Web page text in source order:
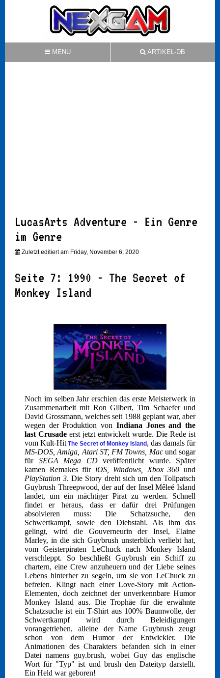
MENU ARTIKEL-DB
LucasArts Adventure - Ein Genre
im Genre
Zuletzt editiert am Friday, November 6, 2020
Seite 7: 1990 - The Secret of
Monkey Island
Noch im selben Jahr erschien das erste Meisterwerk in
Zusammenarbeit mit Ron Gilbert, Tim Schaefer und
David Grossmann, welches seit 1988 geplant war, aber
wegen der Produktion von Indiana Jones and the
last Crusade erst jetzt entwickelt wurde. Die Rede ist
vom Kult-Hit The Secret of Monkey Island , das damals für
MS-DOS, Amiga, Atari ST, FM Towns, Macund sogar
für SEGA Mega CDveröffentlicht wurde. Später
kamen Remakes für iOS, Windows, Xbox 360 und
PlayStation 3. Die Story dreht sich um den Tollpatsch
Guybrush Threepwood, der auf der Insel Mêleé Island
landet, um ein mächtiger Pirat zu werden. Schnell
findet er heraus, dass er dafür drei Prüfungen
absolvieren muss: Die Schatzsuche, den
Schwertkampf, sowie den Diebstahl. Als ihm das
gelingt, wird die Gouverneurin der Insel, Elaine
Marley, in die sich Guybrush unsterblich verliebt hat,
vom Geisterpiraten LeChuck nach Monkey Island
verschleppt. So beschließt Guybrush ein Schiff zu
chartern, eine Crew anzuheuern und der Liebe seines
Lebens hinterher zu segeln, um sie von LeChuck zu
befreien. Klingt nach einer Love-Story mit Action-
Elementen, doch zeichnet der unverkennbare Humor
Monkey Island aus. Die Trophäe für die erwähnte
Schatzsuche ist ein T-Shirt aus 100% Baumwolle, der
Schwertkampf wird durch Beleidigungen
vorangetrieben, alleine der Name Guybrush zeugt
schon von dem Humor der Entwickler. Die
Animationen des Charakters befanden sich in einer
Datei namens guy.brush, wobei Guy das englische
Wort für "Typ" ist und brush den Dateityp darstellt.
Ein Held war geboren!